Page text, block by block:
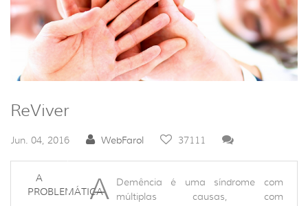
ReViver
Jun. 04, 2016 WebFarol 37111
A
PROBLEMÁTICA
A
Demência é uma síndrome com
múltiplas causas, com